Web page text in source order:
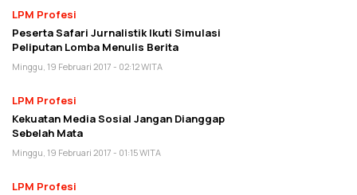
LPM Profesi
Peserta Safari Jurnalistik Ikuti Simulasi
Peliputan Lomba Menulis Berita
Minggu, 19 Februari 2017 - 02:12 WITA
LPM Profesi
Kekuatan Media Sosial Jangan Dianggap
Sebelah Mata
Minggu, 19 Februari 2017 - 01:15 WITA
LPM Profesi